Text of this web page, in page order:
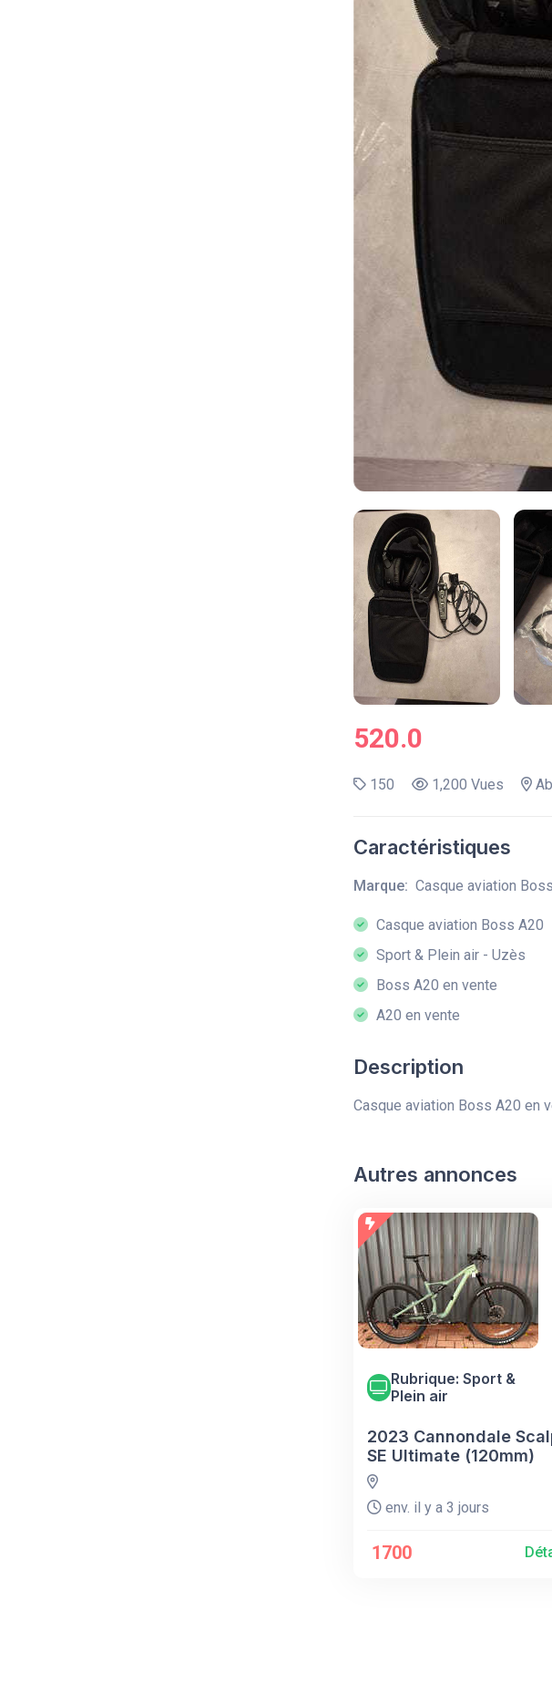
520.0
150 1,200 Vues
Caractéristiques
Marque: Casque aviation
Casque aviation Boss A20
Sport & Plein air - Uzès
Boss A20 en vente
A20 en vente
Description
Casque aviation Boss A20 en
Autres annonces
Rubrique: Sport &
Plein air
2023 Cannondale
SE Ultimate (120mm)
env. il y a 3 jours
1700